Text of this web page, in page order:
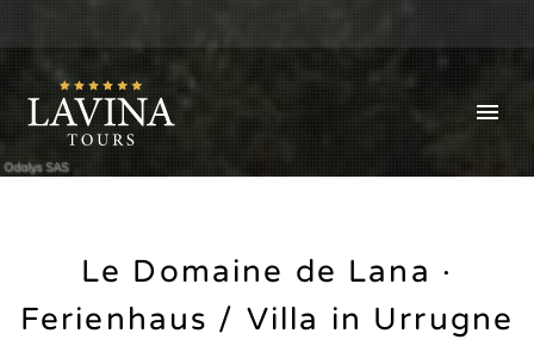
Odalys SAS
Le Domaine de Lana ·
Ferienhaus / Villa in Urrugne